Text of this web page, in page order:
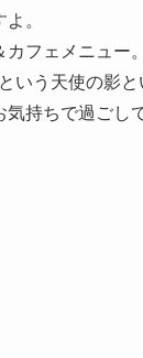
。
フェメニュー
いう天使の影と
持ちで過ごし